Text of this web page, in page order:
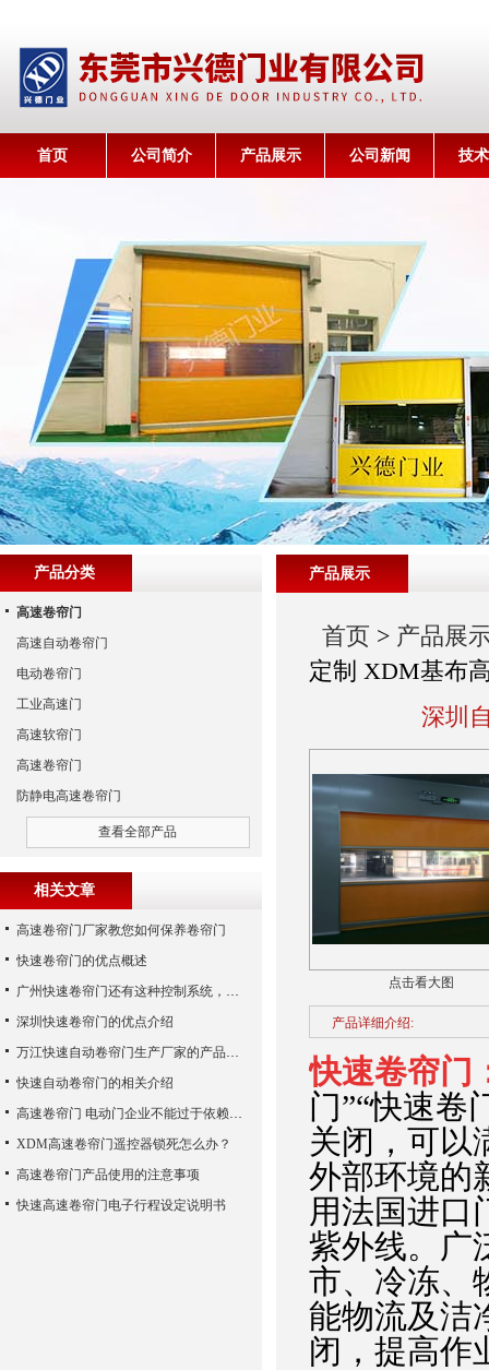
首页 公司简介 产品展示 公司新闻 技
产品展示
首页 > 产品展
定制 XDM基布
深圳
点击看大图
产品详细介绍:
快速卷帘门
门”“快速卷
关闭，可以
外部环境的
用法国进口
紫外线。广
市、冷冻、
能物流及洁
闭，提高作
产品分类
高速卷帘门
高速自动卷帘门
电动卷帘门
工业高速门
高速软帘门
高速卷帘门
防静电高速卷帘门
查看全部产品
相关文章
高速卷帘门厂家教您如何保养卷帘门
快速卷帘门的优点概述
广州快速卷帘门还有这种控制系统，您知道吗？
深圳快速卷帘门的优点介绍
万江快速自动卷帘门生产厂家的产品使用性能
快速自动卷帘门的相关介绍
高速卷帘门 电动门企业不能过于依赖广告宣传
XDM高速卷帘门遥控器锁死怎么办？
高速卷帘门产品使用的注意事项
快速高速卷帘门电子行程设定说明书